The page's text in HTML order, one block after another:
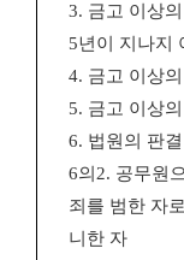
3. 금고 이상
5년이 지나지
4. 금고 이상
5. 금고 이상
6. 법원의 판
6의 2. 공무원
죄를 범한 자
니한 자